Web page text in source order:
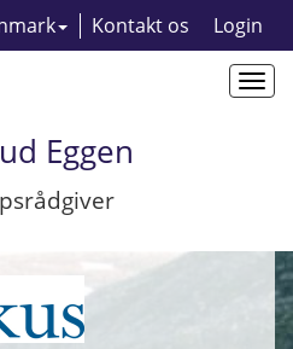
Kontakt os Login
Eggen